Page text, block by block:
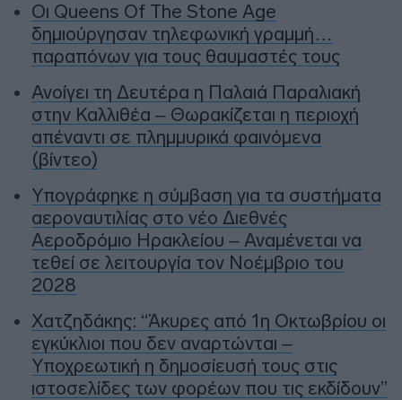
Οι Queens Of The Stone Age
δημιούργησαν τηλεφωνική γραμμή…
παραπόνων για τους θαυμαστές τους
Ανοίγει τη Δευτέρα η Παλαιά Παραλιακή
στην Καλλιθέα – Θωρακίζεται η περιοχή
απέναντι σε πλημμυρικά φαινόμενα
(βίντεο)
Υπογράφηκε η σύμβαση για τα συστήματα
αεροναυτιλίας στο νέο Διεθνές
Αεροδρόμιο Ηρακλείου – Αναμένεται να
τεθεί σε λειτουργία τον Νοέμβριο του
2028
Χατζηδάκης: “Άκυρες από 1η Οκτωβρίου οι
εγκύκλιοι που δεν αναρτώνται –
Υποχρεωτική η δημοσίευσή τους στις
ιστοσελίδες των φορέων που τις εκδίδουν”